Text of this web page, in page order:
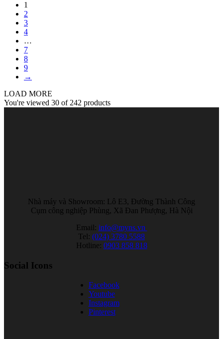
1
2
3
4
…
7
8
9
→
LOAD MORE
You're viewed 30 of 242 products
Nhà máy và Showroom: Lô E3, Đường Thành Công
Cụm công nghiệp Phùng, Xã Đan Phượng, Hà Nội
Email: info@myns.vn
Tel: (024) 3780 5588
Hotline: 0903 858 818
Social Icons
Facebook
Youtube
Instagram
Pinterest